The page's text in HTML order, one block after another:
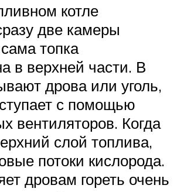
котле
две камеры
топка
в верхней части. В
дрова или уголь,
с помощью
вентиляторов. Когда
слой топлива,
потоки кислорода.
дровам гореть очень